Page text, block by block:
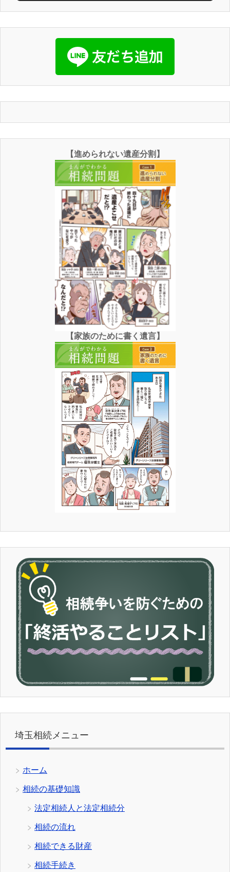
【進められない遺産分割】
【家族のために書く遺言】
埼玉相続メニュー
ホーム
相続の基礎知識
法定相続人と法定相続分
相続の流れ
相続できる財産
相続手続き